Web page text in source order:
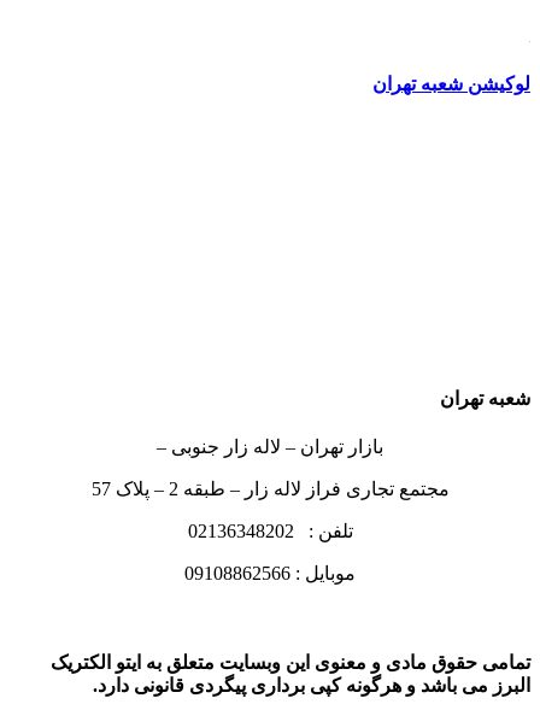
لوکیشن شعبه تهران
شعبه تهران
بازار تهران – لاله زار جنوبی –
مجتمع تجاری فراز لاله زار – طبقه 2 – پلاک 57
تلفن : 02136348202
موبایل : 09108862566
تمامی حقوق مادی و معنوی این وبسایت متعلق به ایتو الکتریک
البرز می باشد و هرگونه کپی برداری پیگردی قانونی دارد.